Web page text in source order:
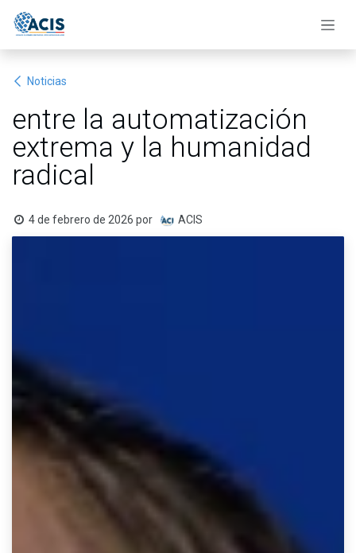
Noticias
entre la automatización
extrema y la humanidad
radical
4 de febrero de 2026 por ACIS